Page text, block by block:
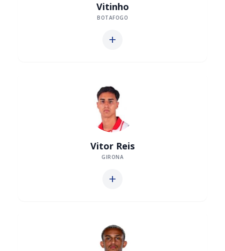
Vitinho
BOTAFOGO
add
Vitor Reis
GIRONA
add